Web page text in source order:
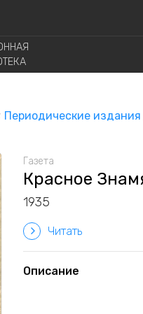
Периодические издания
Газета
Красное
1935
Читать
Описание